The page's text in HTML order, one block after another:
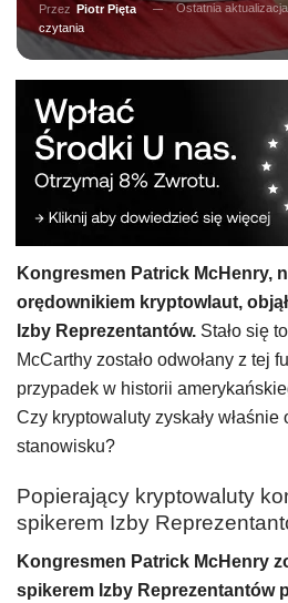
Przez Piotr Pięta Ostatnia aktualizacja
czytania
Kongresmen Patrick McHenry,
orędownikiem kryptowlaut,
Izby Reprezentantów. Stało się
McCarthy zostało odwołany z tej
przypadek w historii
Czy kryptowaluty zyskały
stanowisku?
Popierający kryptowaluty
spikerem Izby
Kongresmen Patrick McHenry
spikerem Izby Reprezentantów